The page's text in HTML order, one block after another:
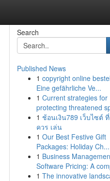
Search
Published News
1 copyright online
Eine gefährliche Ve...
1 Current strategies for
protecting threatened
1 ช้อนเงิน789 เว็บไซต์
ควร เล่น
1 Our Best Festive Gift
Packages: Holiday Ch...
1 Business
Software Pricing: A
1 The innovative